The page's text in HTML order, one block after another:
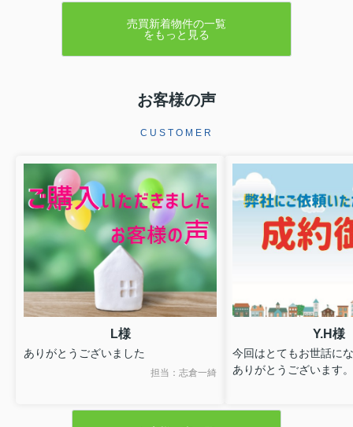
売買新着物件の一覧
をもっと見る
お客様の声
CUSTOMER
L様
ありがとうございました
担当：志倉一綺
Y.H様
今回はとてもお世話に
ありがとうございます。